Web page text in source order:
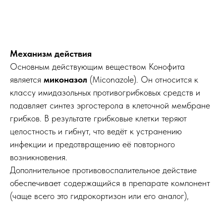
Механизм действия
Основным действующим веществом Конофита
является миконазол (Miconazole). Он относится к
классу имидазольных противогрибковых средств и
подавляет синтез эргостерола в клеточной мембране
грибков. В результате грибковые клетки теряют
целостность и гибнут, что ведёт к устранению
инфекции и предотвращению её повторного
возникновения.
Дополнительное противовоспалительное действие
обеспечивает содержащийся в препарате компонент
(чаще всего это гидрокортизон или его аналог),